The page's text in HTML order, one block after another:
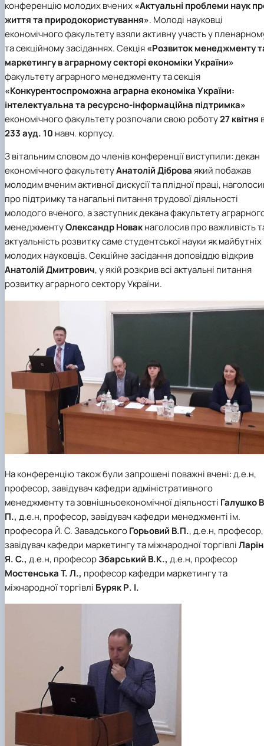
Проєкт «Розвиток лідерських навичок жінок
та мереж для забезпечення рівності у …
конференцію молодих вчених«Актуальні проблеми наук
життя та природокористування». Молоді науковці
економічного факультету взяли активну участь у
та секційному засіданнях. Секція«Розвиток менеджменту
маркетингу в аграрному секторі економіки України»
факультету аграрного менеджменту та секція
«Конкурентоспроможна аграрна економіка України:
інтелектуальна та ресурсно-інформаційна підтримка»
економічного факультету розпочали свою роботу27 квітня
233 ауд. 10 навч. корпусу.
З вітальним словом до членів конференції виступили:декан
економічного факультетуАнатолій Діброваякий побажав
молодим вченим активної дискусії та плідної праці,
про підтримку та нагальні питання трудової діяльності
молодого вченого, а заступник декана факультету
менеджментуОлександрНовакнаголосив про важливість
актуальність розвитку саме студентської науки як майбутніх
молодих науковців.Секційне засідання доповіддю відкрив
Анатолій Дмитрович, у якій розкрив всі актуальні питання
розвитку аграрного сектору України.
На конференцію також були запрошені поважні вчені: д.е.н,
професор, завідувач кафедри адміністративного
менеджменту та зовнішньоекономічної діяльності Галушко
П., д.е.н, професор, завідувач кафедри менеджменті ім.
професора Й. С. ЗавадськогоГорьовий В.П., д.е.н, професор,
завідувач кафедри маркетингу та міжнародної торгівлі
Я. С., д.е.н, професорЗбарський В.К., д.е.н, професор
Мостенська Т. Л., професор кафедри маркетингу та
міжнародної торгівлі Буряк Р. І.